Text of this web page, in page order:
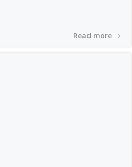
Read more